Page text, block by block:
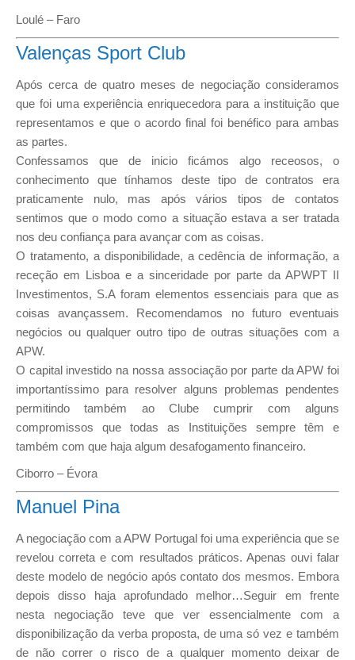
Loulé – Faro
Valenças Sport Club
Após cerca de quatro meses de negociação consideramos
que foi uma experiência enriquecedora para a instituição que
representamos e que o acordo final foi benéfico para ambas
as partes.
Confessamos que de inicio ficámos algo receosos, o
conhecimento que tínhamos deste tipo de contratos era
praticamente nulo, mas após vários tipos de contatos
sentimos que o modo como a situação estava a ser tratada
nos deu confiança para avançar com as coisas.
O tratamento, a disponibilidade, a cedência de informação, a
receção em Lisboa e a sinceridade por parte da APWPT II
Investimentos, S.A foram elementos essenciais para que as
coisas avançassem. Recomendamos no futuro eventuais
negócios ou qualquer outro tipo de outras situações com a
APW.
O capital investido na nossa associação por parte da APW foi
importantíssimo para resolver alguns problemas pendentes
permitindo também ao Clube cumprir com alguns
compromissos que todas as Instituições sempre têm e
também com que haja algum desafogamento financeiro.
Ciborro – Évora
Manuel Pina
A negociação com a APW Portugal foi uma experiência que se
revelou correta e com resultados práticos. Apenas ouvi falar
deste modelo de negócio após contato dos mesmos. Embora
depois disso haja aprofundado melhor…Seguir em frente
nesta negociação teve que ver essencialmente com a
disponibilização da verba proposta, de uma só vez e também
de não correr o risco de a qualquer momento deixar de